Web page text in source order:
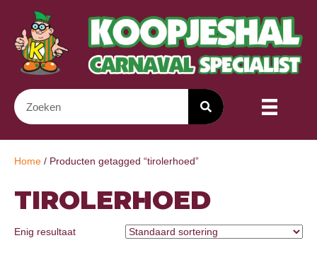
Home / Producten getagged “tirolerhoed”
TIROLERHOED
Enig resultaat